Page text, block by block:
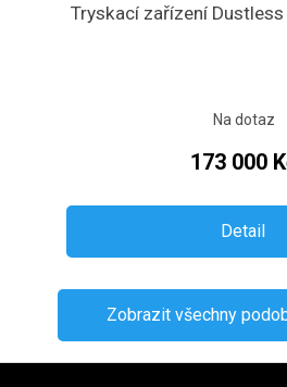
Tryskací zařízení
Na dotaz
173 000
Detail
Zobrazit všechny